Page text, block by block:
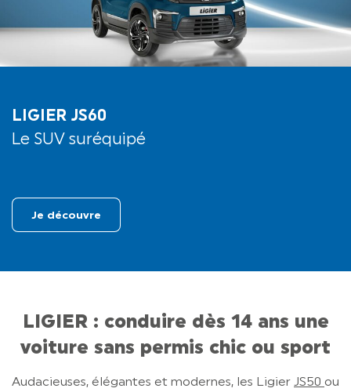
LIGIER JS60
Le SUV suréquipé
Je découvre
LIGIER : conduire dès 14 ans une
voiture sans permis chic ou sport
Audacieuses, élégantes et modernes, les Ligier JS50 ou